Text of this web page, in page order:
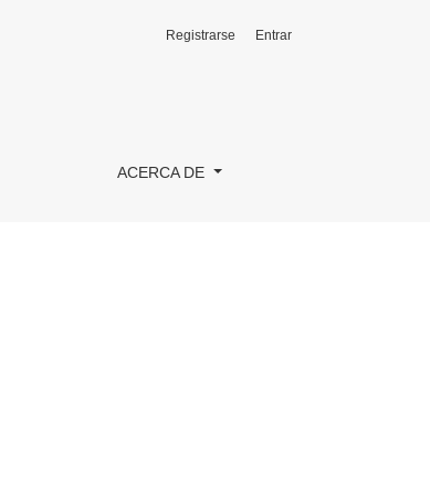
ACERCA DE
Registrarse Entrar